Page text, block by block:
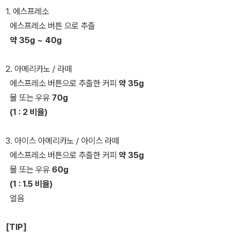
1. 에스프레소
에스프레소 버튼 으로 추출
약 35g ~ 40g
2. 아메리카노 / 라떼
에스프레소 버튼으로 추출한 커피 약 35g
물 또는 우유 70g
(1 : 2 비율)
3. 아이스 아메리카노 / 아이스 라떼
에스프레소 버튼으로 추출한 커피 약 35g
물 또는 우유 60g
(1 : 1.5 비율)
얼음
[TIP]